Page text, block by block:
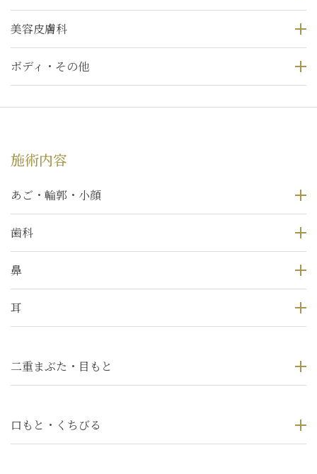
美容皮膚科
ボディ・その他
施術内容
あご・輪郭・小顔
歯科
鼻
耳
二重まぶた・目もと
口もと・くちびる